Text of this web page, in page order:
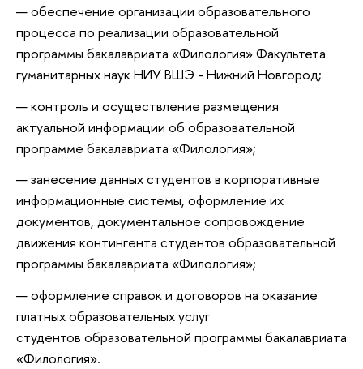
обеспечение организации образовательного
процесса по реализации образовательной
программы бакалавриата «Филология» Факультета
гуманитарных наук НИУ ВШЭ - Нижний Новгород;
контроль и осуществление размещения
актуальной информации об образовательной
программе бакалавриата «Филология»;
занесение данных студентов в корпоративные
информационные системы, оформление их
документов, документальное сопровождение
движения контингента студентов образовательной
программы бакалавриата «Филология»;
оформление справок и договоров на оказание
платных образовательных услуг
студентов образовательной программы бакалавриата
«Филология».